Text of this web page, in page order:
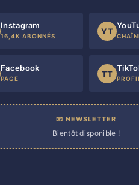
Instagram
16,4K ABONNÉS
YT
Facebook
PAGE
TT
PROFIL
📧 NEWSLETTER
Bientôt disponible !